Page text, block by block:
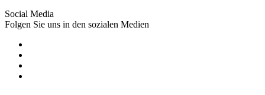
Social Media
Folgen Sie uns in den sozialen Medien